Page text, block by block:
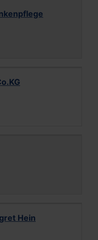
Hein